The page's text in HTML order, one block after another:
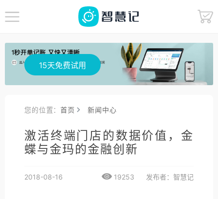
15天免费试用
您的位置：首页 新闻中心
激活终端门店的数据价值，金
蝶与金玛的金融创新
2018-08-16 19253 发布者：智慧记